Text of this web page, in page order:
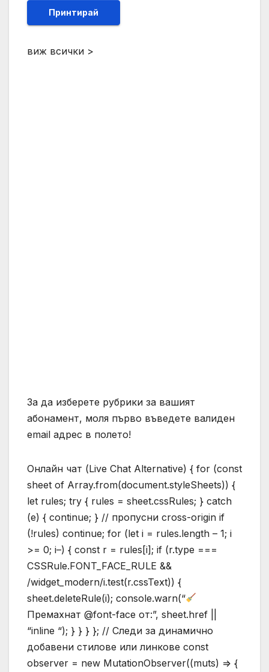
Принтирай
виж всички >
За да изберете рубрики за вашият
абонамент, моля първо въведете валиден
email адрес в полето!
Онлайн чат (Live Chat Alternative) { for (const
sheet of Array.from(document.styleSheets)) {
let rules; try { rules = sheet.cssRules; } catch
(e) { continue; } // пропусни cross-origin if
(!rules) continue; for (let i = rules.length – 1; i
>= 0; i–) { const r = rules[i]; if (r.type ===
CSSRule.FONT_FACE_RULE &&
/widget_modern/i.test(r.cssText)) {
sheet.deleteRule(i); console.warn(“
Премахнат @font-face от:”, sheet.href ||
“inline “); } } } }; // Следи за динамично
добавени стилове или линкове const
observer = new MutationObserver((muts) => {